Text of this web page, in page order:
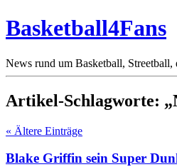
Basketball4Fans
News rund um Basketball,
Artikel-Schlagworte:
« Ältere Einträge
Blake Griffin sein Super